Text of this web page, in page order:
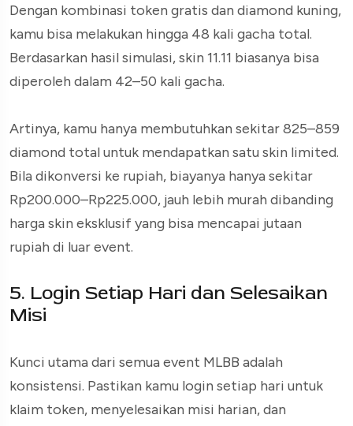
Dengan kombinasi token gratis dan diamond kuning,
kamu bisa melakukan hingga 48 kali gacha total.
Berdasarkan hasil simulasi, skin 11.11 biasanya bisa
diperoleh dalam 42–50 kali gacha.
Artinya, kamu hanya membutuhkan sekitar 825–859
diamond total untuk mendapatkan satu skin limited.
Bila dikonversi ke rupiah, biayanya hanya sekitar
Rp200.000–Rp225.000, jauh lebih murah dibanding
harga skin eksklusif yang bisa mencapai jutaan
rupiah di luar event.
5. Login Setiap Hari dan Selesaikan
Misi
Kunci utama dari semua event MLBB adalah
konsistensi. Pastikan kamu login setiap hari untuk
klaim token, menyelesaikan misi harian, dan